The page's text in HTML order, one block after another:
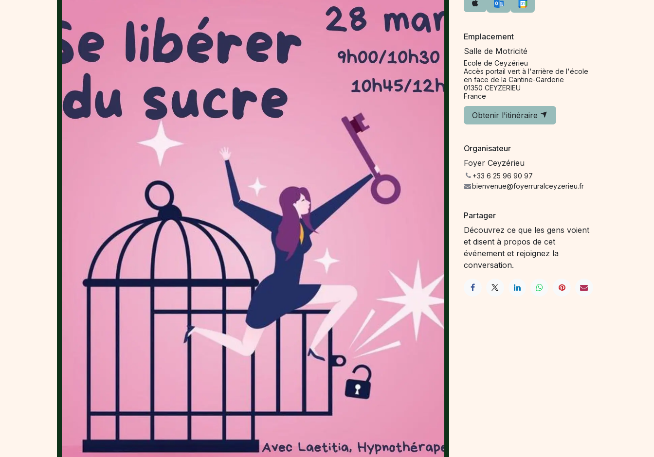
Emplacement
Salle de Motricité
Ecole de Ceyzérieu
Accès portail vert à l'arrière de l'école
en face de la Cantine-Garderie
01350 CEYZERIEU
France
Obtenir l'itinéraire
Organisateur
Foyer Ceyzérieu
+33 6 25 96 90 97
bienvenue@foyerruralceyzerieu.fr
Partager
Découvrez ce que les gens voient
et disent à propos de cet
événement et rejoignez la
conversation.